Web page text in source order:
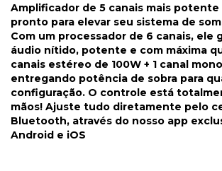
Amplificador de 5 canais mais potente
pronto para elevar seu sistema de
Com um processador de 6 canais, ele
áudio nítido, potente e com máxima
canais estéreo de 100W + 1 canal
entregando potência de sobra para
configuração. O controle está
mãos! Ajuste tudo diretamente pelo
Bluetooth, através do nosso app
Android e iOS